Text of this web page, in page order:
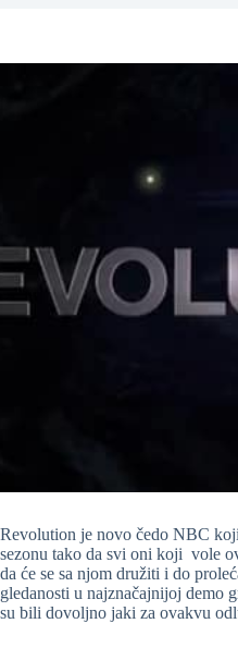
Revolution je novo čedo NBC
sezonu tako da svi oni koji vole
da će se sa njom družiti i do
gledanosti u najznačajnijoj demo
su bili dovoljno jaki za ovakvu